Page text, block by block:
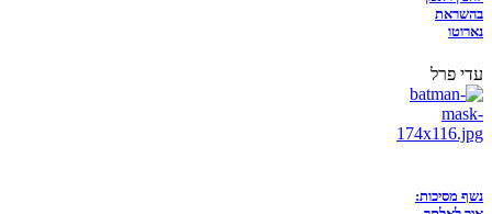
בהשראת
נארוטו
עדי פרל
נשף מסיכות: